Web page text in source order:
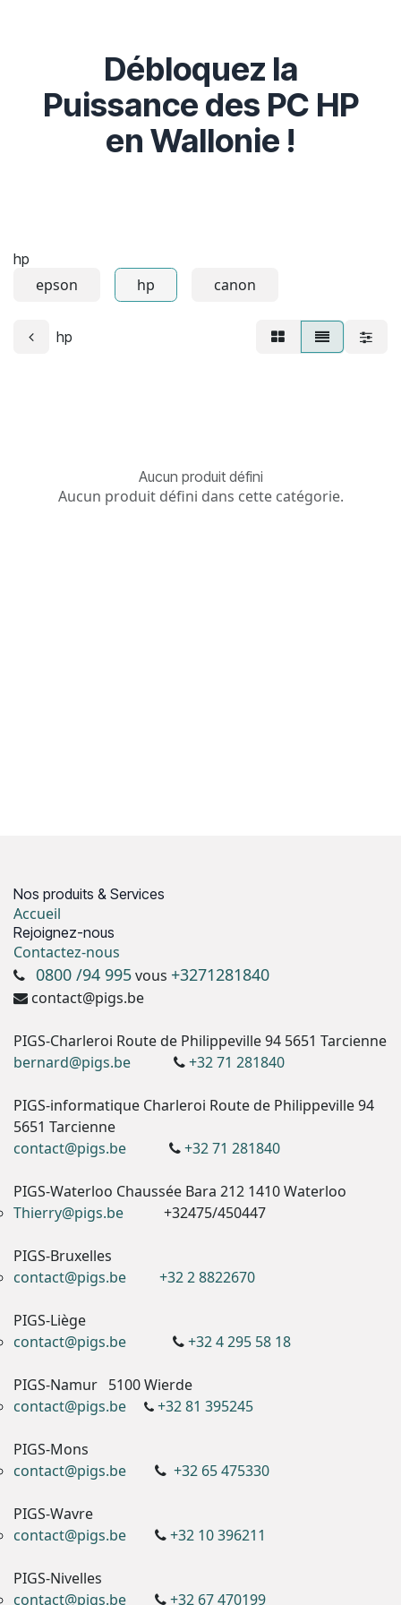
Débloquez la
Puissance des PC HP
en Wallonie !
hp
epson hp canon
hp
Aucun produit défini
Aucun produit défini dans cette catégorie.
Nos produits & Services
Accueil
Rejoignez-nous
Contactez-nous
0800 /94 995vous +3271281840
contact@pigs.be
PIGS-Charleroi Route de Philippeville 94 5651 Tarcienne
bernard@pigs.be
+32 71 281840
PIGS-informatique Charleroi Route de Philippeville 94
5651 Tarcienne
contact@pigs.be
+32 71 281840
PIGS-Waterloo Chaussée Bara 212 1410 Waterloo
Thierry@pigs.be
+32475/450447
PIGS-Bruxelles
contact@pigs.be
+32 2 8822670
PIGS-Liège
contact@pigs.be
+32 4 295 58 18
PIGS-Namur 5100 Wierde
contact@pigs.be
+32 81 395245
PIGS-Mons
contact@pigs.be
+32 65 475330
PIGS-Wavre
contact@pigs.be
+32 10 396211
PIGS-Nivelles
contact@pigs.be
+32 67 470199